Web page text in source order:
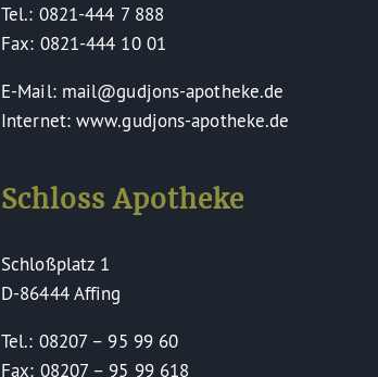
Tel.: 0821-444 7 888
Fax: 0821-444 10 01
E-Mail: mail@gudjons-apotheke.de
Internet: www.gudjons-apotheke.de
Schloss Apotheke
Schloßplatz 1
D-86444 Affing
Tel.: 08207 – 95 99 60
Fax: 08207 – 95 99 618